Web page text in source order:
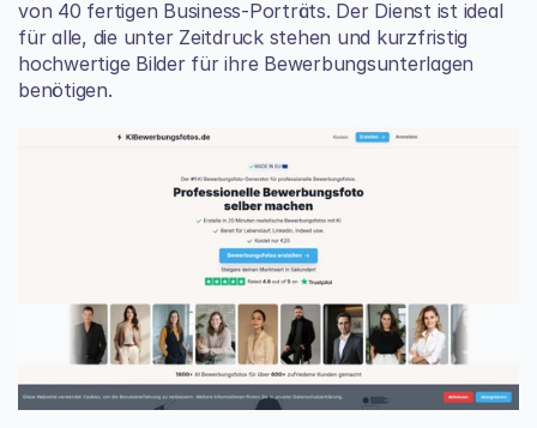
von 40 fertigen Business-Porträts. Der Dienst ist ideal
für alle, die unter Zeitdruck stehen und kurzfristig
hochwertige Bilder für ihre Bewerbungsunterlagen
benötigen.